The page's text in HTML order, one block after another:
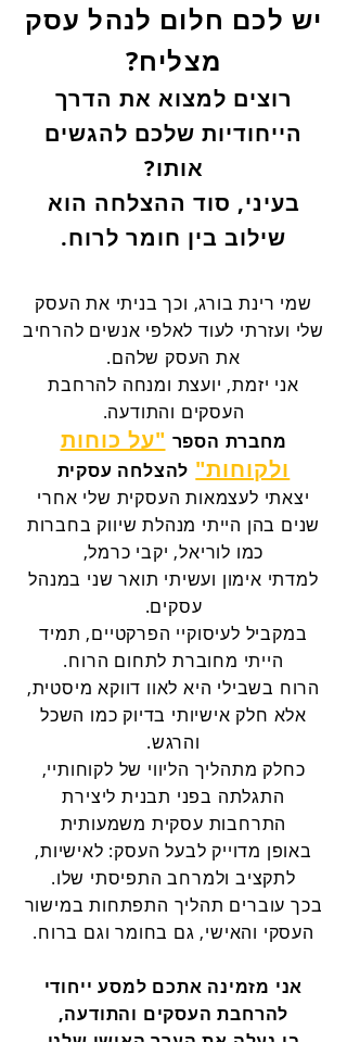
יש לכם חלום לנהל עסק
מצליח?
רוצים למצוא את הדרך
הייחודיות שלכם להגשים
אותו?
בעיני, סוד ההצלחה הוא
שילוב בין חומר לרוח.
שמי רינת בורג, וכך בניתי את העסק
שלי ועזרתי לעוד לאלפי אנשים להרחיב
את העסק שלהם.
אני יזמת, יועצת ומנחה להרחבת
העסקים והתודעה.
מחברת הספר "על כוחות
ולקוחות" להצלחה עסקית
יצאתי לעצמאות העסקית שלי אחרי
שנים בהן הייתי מנהלת שיווק בחברות
כמו לוריאל, יקבי כרמל,
למדתי אימון ועשיתי תואר שני במנהל
עסקים.
במקביל לעיסוקיי הפרקטיים, תמיד
הייתי מחוברת לתחום הרוח.
הרוח בשבילי היא לאוו דווקא מיסטית,
אלא חלק אישיותי בדיוק כמו השכל
והרגש.
כחלק מתהליך הליווי של לקוחותיי,
התגלתה בפני תבנית ליצירת
התרחבות עסקית משמעותית
באופן מדוייק לבעל העסק: לאישיות,
לתקציב ולמרחב התפיסתי שלו.
בכך עוברים תהליך התפתחות במישור
העסקי והאישי, גם בחומר וגם ברוח.
אני מזמינה אתכם למסע ייחודי
להרחבת העסקים והתודעה,
בו נעלה את הערך האישי שלנו